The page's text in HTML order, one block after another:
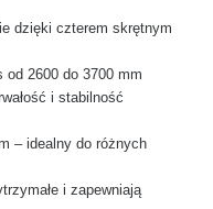
dzięki czterem skrętnym
od 2600 do 3700 mm
i stabilność
– idealny do różnych
i zapewniają